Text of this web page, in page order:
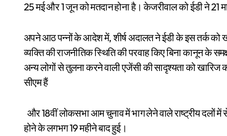
25 मई और 1 जून को मतदान होना है। केजरीवाल को ईडी ने 21
अपने आठ पन्नों के आदेश में, शीर्ष अदालत ने ईडी के इस तर्क को
व्यक्ति की राजनीतिक स्थिति की परवाह किए बिना कानून के
अन्य लोगों से तुलना करने वाली एजेंसी की सादृश्यता को खारिज
सीएम हैं
और 18वीं लोकसभा आम चुनाव में भाग लेने वाले राष्ट्रीय दलों में से एक के नेता हैं। यह भी बताया गया कि उनकी गिरफ्तारी जांच शुरू
होने के लगभग 19 महीने बाद हुई।